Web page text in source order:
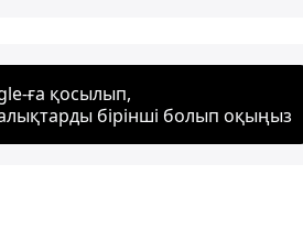
ға қосылып,
бірінші болып оқыңыз